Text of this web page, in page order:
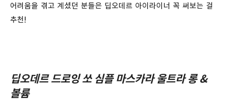
어려움을 겪고 계셨던 분들은 딥오데르 아이라이너 꼭 써보는 걸
추천!
딥오데르 드로잉 쏘 심플 마스카라 울트라 롱 &
볼륨